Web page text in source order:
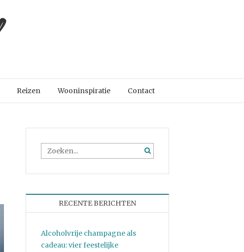
Reizen Wooninspiratie Contact
RECENTE BERICHTEN
Alcoholvrije champagne als
cadeau: vier feestelijke